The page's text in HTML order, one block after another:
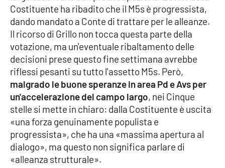
LAC
NETWORK
Lacplay.it
Lactv.it
Laconair.it
Lacitymag.it
Lacapitalenews.it
Costituente ha ribadito che il M5s è progressista,
dando mandato a Conte di trattare per le alleanze.
Il ricorso di Grillo non tocca questa parte della
votazione, ma un'eventuale ribaltamento delle
decisioni prese questo fine settimana avrebbe
riflessi pesanti su tutto l'assetto M5s. Però,
malgrado le buone speranze in area Pd e Avs per
un'accelerazione del campo largo, nei Cinque
stelle si mette in chiaro: dalla Costituente è uscita
«una forza genuinamente populista e
progressista», che ha una «massima apertura al
dialogo», ma questo non significa parlare di
«alleanza strutturale».